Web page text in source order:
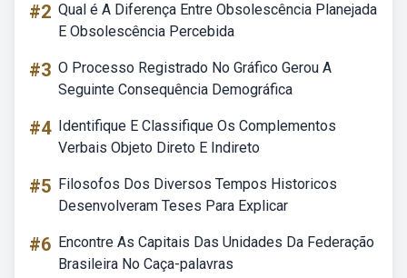
#2 Qual é A Diferença Entre Obsolescência Planejada
E Obsolescência Percebida
#3 O Processo Registrado No Gráfico Gerou A
Seguinte Consequência Demográfica
#4 Identifique E Classifique Os Complementos
Verbais Objeto Direto E Indireto
#5 Filosofos Dos Diversos Tempos Historicos
Desenvolveram Teses Para Explicar
#6 Encontre As Capitais Das Unidades Da Federação
Brasileira No Caça-palavras